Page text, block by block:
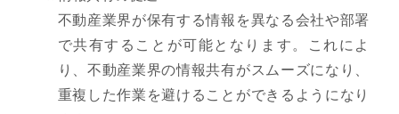
不動産業界が保有する情報を異なる会社や部署
で共有することが可能となります。これによ
り、不動産業界の情報共有がスムーズになり、
重複した作業を避けることができるようになり